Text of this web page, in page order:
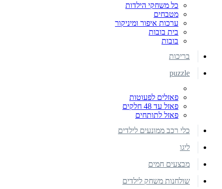
כל משחקי הילדות
מטבחים
ערכות איפור ומיניקור
בית בובות
בובות
בריכות
puzzle
פאזלים לפעוטות
פאזל עד 48 חלקים
פאזל לתותחים
כלי רכב ממונעים לילדים
ליגו
מבצעים חמים
שולחנות משחק לילדים